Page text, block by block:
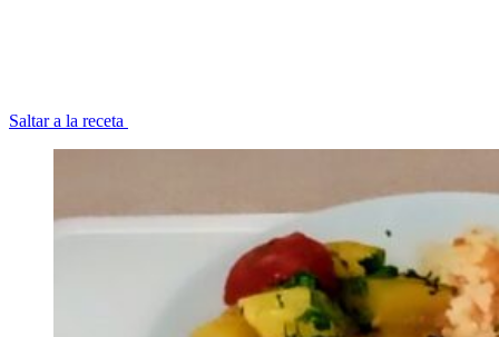
Saltar a la receta